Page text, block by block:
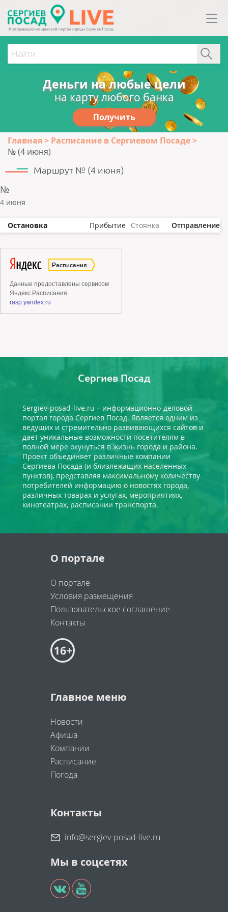
Деньги на любые цели
на карту любого банка
Получить
Главная
Расписание в Сергиевом Посаде
№ (4 июня)
Маршрут № (4 июня)
№
4 июня
Остановка Прибытие Стоянка Отправление
Сергиев Посад
Sergiev-posad-live.ru – информационно-деловой
портал города Сергиев Посад. Является одним из
ведущих и стремительно развивающихся сайтов и
даёт уникальные возможности посетителям в
полной мере окунуться в жизнь города и района.
Проект объединяет различные компании
Сергиева Посада (и близлежащих населенных
пунктов), представляя максимальному количеству
потребителей информацию о новостях города,
различных товарах и услугах, мероприятиях,
кинотеатрах, расписании транспорта.
О портале
О портале
Условия размещения
Пользовательское соглашение
Контакты
Главное меню
Новости
Афиша
Компании
Расписание
Погода
Контакты
info@sergiev-posad-live.ru
Мы в соцсетях